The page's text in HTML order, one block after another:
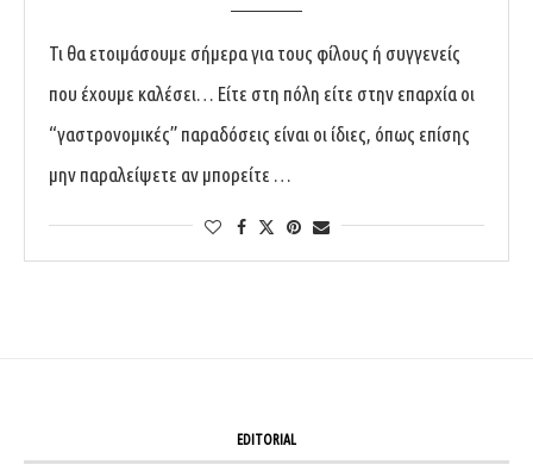
Τι θα ετοιμάσουμε σήμερα για τους φίλους ή συγγενείς
που έχουμε καλέσει… Είτε στη πόλη είτε στην επαρχία οι
“γαστρονομικές” παραδόσεις είναι οι ίδιες, όπως επίσης
μην παραλείψετε αν μπορείτε …
EDITORIAL